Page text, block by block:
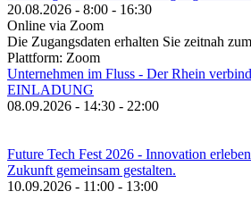
20.08.2026 - 8:00 - 16:30
Online via Zoom
Die Zugangsdaten erhalten Sie zeitnah
Plattform: Zoom
Unternehmen im Fluss - Der Rhein
EINLADUNG
08.09.2026 - 14:30 - 22:00
Future Tech Fest 2026 - Innovation
Zukunft gemeinsam gestalten.
10.09.2026 - 11:00 - 13:00